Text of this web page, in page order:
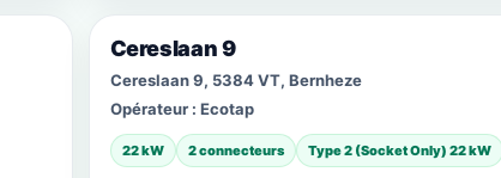
Cereslaan 9
Cereslaan 9, 5384 VT, Bernheze
Opérateur : Ecotap
22 kW 2 connecteurs Type 2 (Socket Only) 22 kW